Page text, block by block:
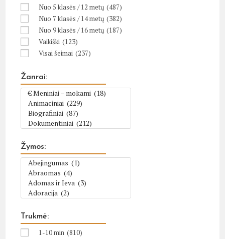
Nuo 5 klasės / 12 metų (487)
Nuo 7 klasės / 14 metų (382)
Nuo 9 klasės / 16 metų (187)
Vaikiški (123)
Visai šeimai (237)
Žanrai:
Žymos:
Trukmė:
1-10 min (810)